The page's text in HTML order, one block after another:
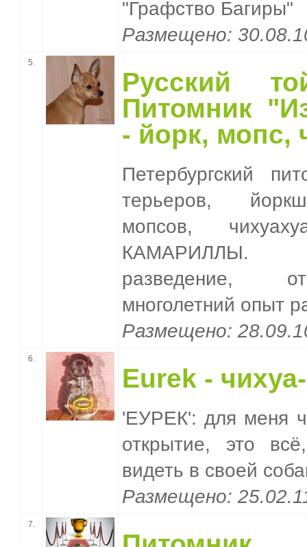
"Графство Багиры"
Размещено:
5.
Русский
Питомник
- йорк, мопс,
Петербургский
терьеров,
мопсов,
КАМАРИЛЛЫ.
разведение,
многолетний опыт
Размещено:
6.
Eurek -
'ЕУРЕК': для меня
открытие, это
видеть в своей
Размещено:
7.